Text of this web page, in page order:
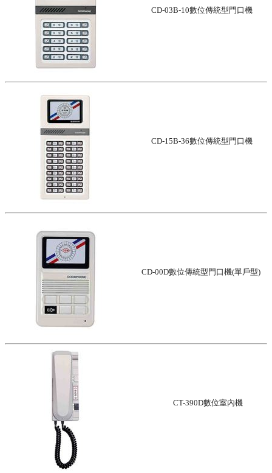
CD-03B-10數位傳統型門口機
CD-15B-36數位傳統型門口機
CD-00D數位傳統型門口機(單戶型)
CT-390D數位室內機